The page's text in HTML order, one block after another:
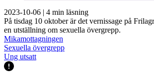
2023-10-06 | 4 min läsning
På tisdag 10 oktober är det vernissage på
en utställning om sexuella övergrepp.
Mikamottagningen
Sexuella övergrepp
Ung utsatt